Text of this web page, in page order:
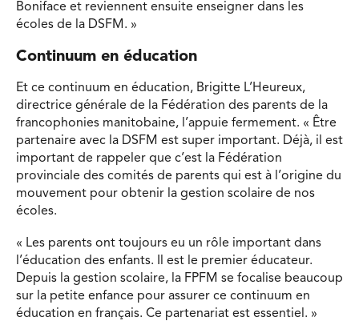
Boniface et reviennent ensuite enseigner dans les
écoles de la DSFM. »
Continuum en éducation
Et ce continuum en éducation, Brigitte L’Heureux,
directrice générale de la Fédération des parents de la
francophonies manitobaine, l’appuie fermement. « Être
partenaire avec la DSFM est super important. Déjà, il est
important de rappeler que c’est la Fédération
provinciale des comités de parents qui est à l’origine du
mouvement pour obtenir la gestion scolaire de nos
écoles.
« Les parents ont toujours eu un rôle important dans
l’éducation des enfants. Il est le premier éducateur.
Depuis la gestion scolaire, la FPFM se focalise beaucoup
sur la petite enfance pour assurer ce continuum en
éducation en français. Ce partenariat est essentiel. »